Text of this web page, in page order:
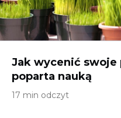
Jak wycenić
poparta nauką
17 min odczyt